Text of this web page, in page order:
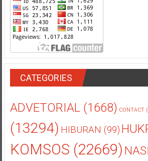
CATEGORIES
ADVETORIAL(1668) CONTACT
(13294) HIBURAN (99)
KOMSOS (22669)